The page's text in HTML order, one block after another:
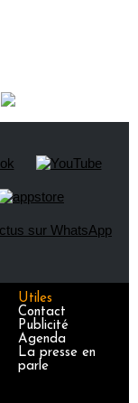
Utiles
Contact
Publicité
Agenda
La presse en
parle